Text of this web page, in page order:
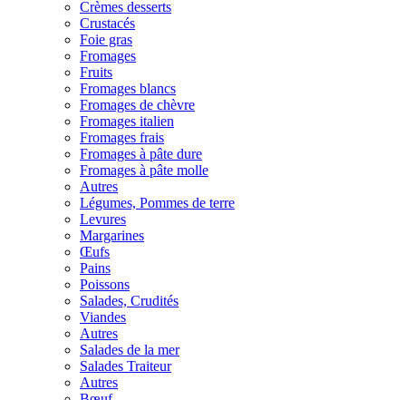
Crèmes desserts
Crustacés
Foie gras
Fromages
Fruits
Fromages blancs
Fromages de chèvre
Fromages italien
Fromages frais
Fromages à pâte dure
Fromages à pâte molle
Autres
Légumes, Pommes de terre
Levures
Margarines
Œufs
Pains
Poissons
Salades, Crudités
Viandes
Autres
Salades de la mer
Salades Traiteur
Autres